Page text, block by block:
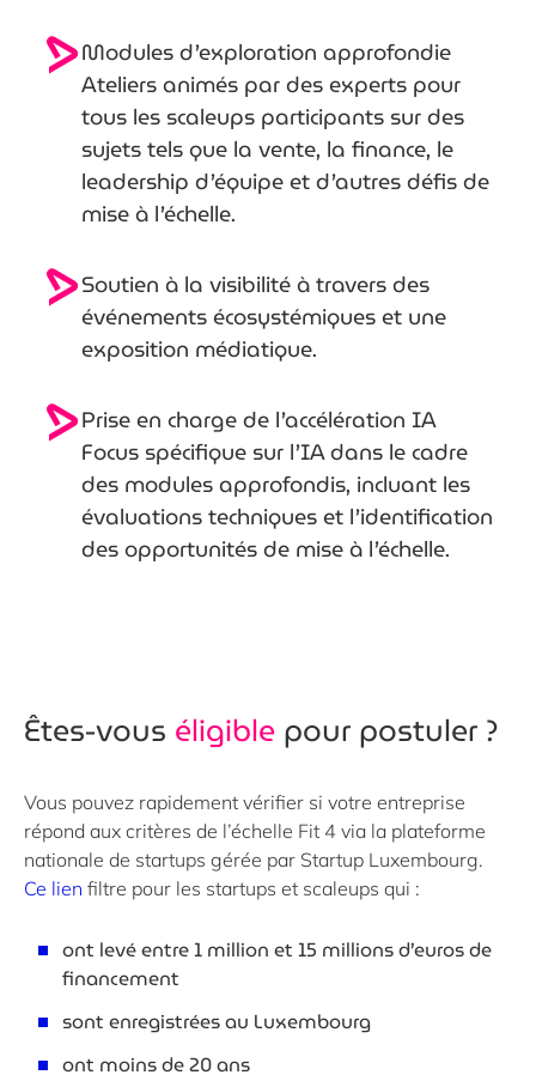
Modules d’exploration approfondie
Ateliers animés par des experts pour
tous les scaleups participants sur des
sujets tels que la vente, la finance, le
leadership d’équipe et d’autres défis de
mise à l’échelle.
Soutien à la visibilitéà travers des
événements écosystémiques et une
exposition médiatique.
Prise en charge de l’accélération IA
Focus spécifique sur l’IA dans le cadre
des modules approfondis, incluant les
évaluations techniques et l’identification
des opportunités de mise à l’échelle.
Êtes-vous éligible pour postuler ?
Vous pouvez rapidement vérifier si votre entreprise
répond aux critères de l’échelle Fit 4 via la plateforme
nationale de startups gérée par Startup Luxembourg.
Ce lien filtre pour les startups et scaleups qui :
ont levé entre 1 million et 15 millions d’euros de
financement
sont enregistrées au Luxembourg
ont moins de 20 ans